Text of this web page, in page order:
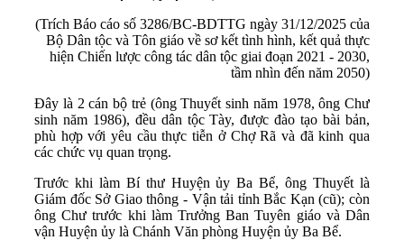
(Trích Báo cáo số 3286/BC-BDTTG ngày 31/12/2025 của
Bộ Dân tộc và Tôn giáo về sơ kết tình hình, kết quả thực
hiện Chiến lược công tác dân tộc giai đoạn 2021 - 2030,
tầm nhìn đến năm 2050)
Đây là 2 cán bộ trẻ (ông Thuyết sinh năm 1978, ông Chư
sinh năm 1986), đều dân tộc Tày, được đào tạo bài bản,
phù hợp với yêu cầu thực tiễn ở Chợ Rã và đã kinh qua
các chức vụ quan trọng.
Trước khi làm Bí thư Huyện ủy Ba Bể, ông Thuyết là
Giám đốc Sở Giao thông - Vận tải tỉnh Bắc Kạn (cũ); còn
ông Chư trước khi làm Trưởng Ban Tuyên giáo và Dân
vận Huyện ủy là Chánh Văn phòng Huyện ủy Ba Bể.